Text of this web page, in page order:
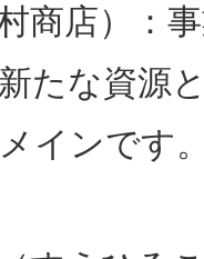
商店）：
たな資源
インです